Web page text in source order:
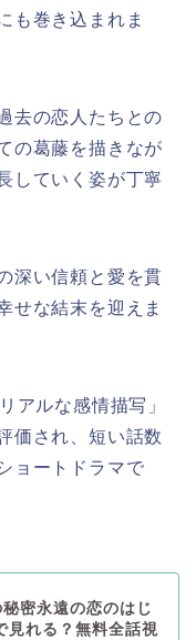
も巻き込まれま
去の恋人たちとの
の葛藤を描きなが
していく姿が丁寧
深い信頼と愛を貫
せな結末を迎えま
アルな感情描写」
価され、短い話数
ョートドラマで
密永遠の恋のはじ
見れる？無料全話視